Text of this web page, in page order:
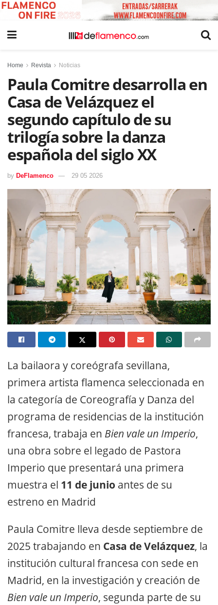
Home Revista Noticias
Paula Comitre desarrolla en
Casa de Velázquez el
segundo capítulo de su
trilogía sobre la danza
española del siglo XX
by DeFlamenco 29 05 2026
La bailaora y coreógrafa sevillana,
primera artista flamenca seleccionada en
la categoría de Coreografía y Danza del
programa de residencias de la institución
francesa, trabaja en Bien vale un Imperio,
una obra sobre el legado de Pastora
Imperio que presentará una primera
muestra el 11 de junio antes de su
estreno en Madrid
Paula Comitre lleva desde septiembre de
2025 trabajando en Casa de Velázquez, la
institución cultural francesa con sede en
Madrid, en la investigación y creación de
Bien vale un Imperio, segunda parte de su